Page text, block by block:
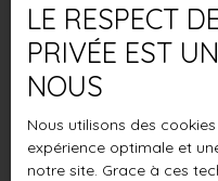
Estimation
Yvoy-le-Marron
Localisation
Budget max (€)
Surface min (m²)
LE RESPECT
PRIVÉE EST
NOUS
Nous utilisons des
expérience optimale et
notre site. Grace à ces